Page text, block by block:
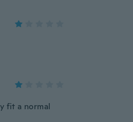
fit a normal